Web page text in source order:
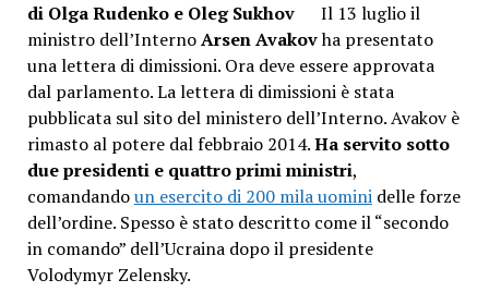
di Olga Rudenko e Oleg SukhovIl 13 luglio il
ministro dell’InternoArsen Avakovha presentato
una lettera di dimissioni. Ora deve essere approvata
dal parlamento. La lettera di dimissioni è stata
pubblicata sul sito del ministero dell’Interno. Avakov è
rimasto al potere dal febbraio 2014.Ha servito sotto
due presidenti e quattro primi ministri,
comandandoun esercito di 200 mila uominidelle forze
dell’ordine. Spesso è stato descritto come il “secondo
in comando” dell’Ucraina dopo il presidente
Volodymyr Zelensky.